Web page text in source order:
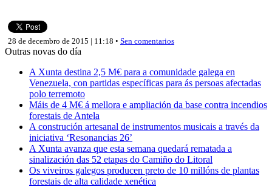
28 de decembro de 2015 | 11:18 • Sen comentarios
Outras novas do día
A Xunta destina 2,5 M€ para a comunidade galega en
Venezuela, con partidas específicas para ás persoas afectadas
polo terremoto
Máis de 4 M€ á mellora e ampliación da base contra incendios
forestais de Antela
A construción artesanal de instrumentos musicais a través da
iniciativa ‘Resonancias 26’
A Xunta avanza que esta semana quedará rematada a
sinalización das 52 etapas do Camiño do Litoral
Os viveiros galegos producen preto de 10 millóns de plantas
forestais de alta calidade xenética